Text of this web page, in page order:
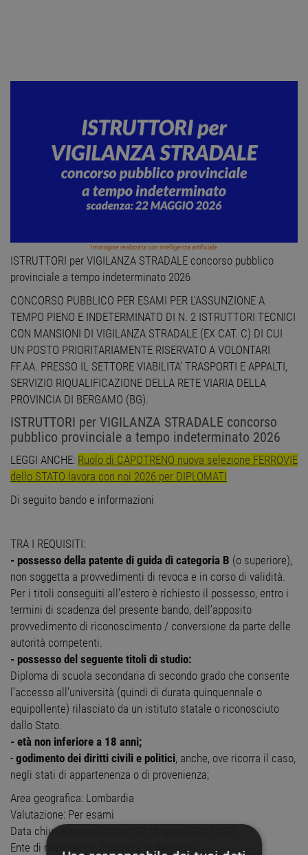
Immagine realizzata con intelligenza artificiale
ISTRUTTORI per VIGILANZA STRADALE concorso pubblico
provinciale a tempo indeterminato 2026
CONCORSO PUBBLICO PER ESAMI PER L’ASSUNZIONE A
TEMPO PIENO E INDETERMINATO DI N. 2 ISTRUTTORI TECNICI
CON MANSIONI DI VIGILANZA STRADALE (EX CAT. C) DI CUI
UN POSTO PRIORITARIAMENTE RISERVATO A VOLONTARI
FF.AA. PRESSO IL SETTORE VIABILITA’ TRASPORTI E APPALTI,
SERVIZIO RIQUALIFICAZIONE DELLA RETE VIARIA DELLA
PROVINCIA DI BERGAMO (BG).
ISTRUTTORI per VIGILANZA STRADALE concorso
pubblico provinciale a tempo indeterminato 2026
LEGGI ANCHE: Ruolo di CAPOTRENO nuova selezione FERROVIE
dello STATO lavora con noi 2026 per DIPLOMATI
Di seguito bando e informazioni
TRA I REQUISITI:
- possesso della patente di guida di categoria B (o superiore),
non soggetta a provvedimenti di revoca e in corso di validità.
Per i titoli conseguiti all’estero è richiesto il possesso, entro i
termini di scadenza del presente bando, dell’apposito
provvedimento di riconoscimento / conversione da parte delle
autorità competenti.
- possesso del seguente titoli di studio:
Diploma di scuola secondaria di secondo grado che consente
l’accesso all’università (quindi di durata quinquennale o
equipollente) rilasciato da un istituto statale o riconosciuto
dallo Stato.
- età non inferiore a 18 anni;
- godimento dei diritti civili e politici, anche, ove ricorra il caso,
negli stati di appartenenza o di provenienza;
Area geografica: Lombardia
Valutazione: Per esami
Data chiusura candidature: 22 Maggio 2026 12:00
Ente di riferimento: Provincia di Bergamo